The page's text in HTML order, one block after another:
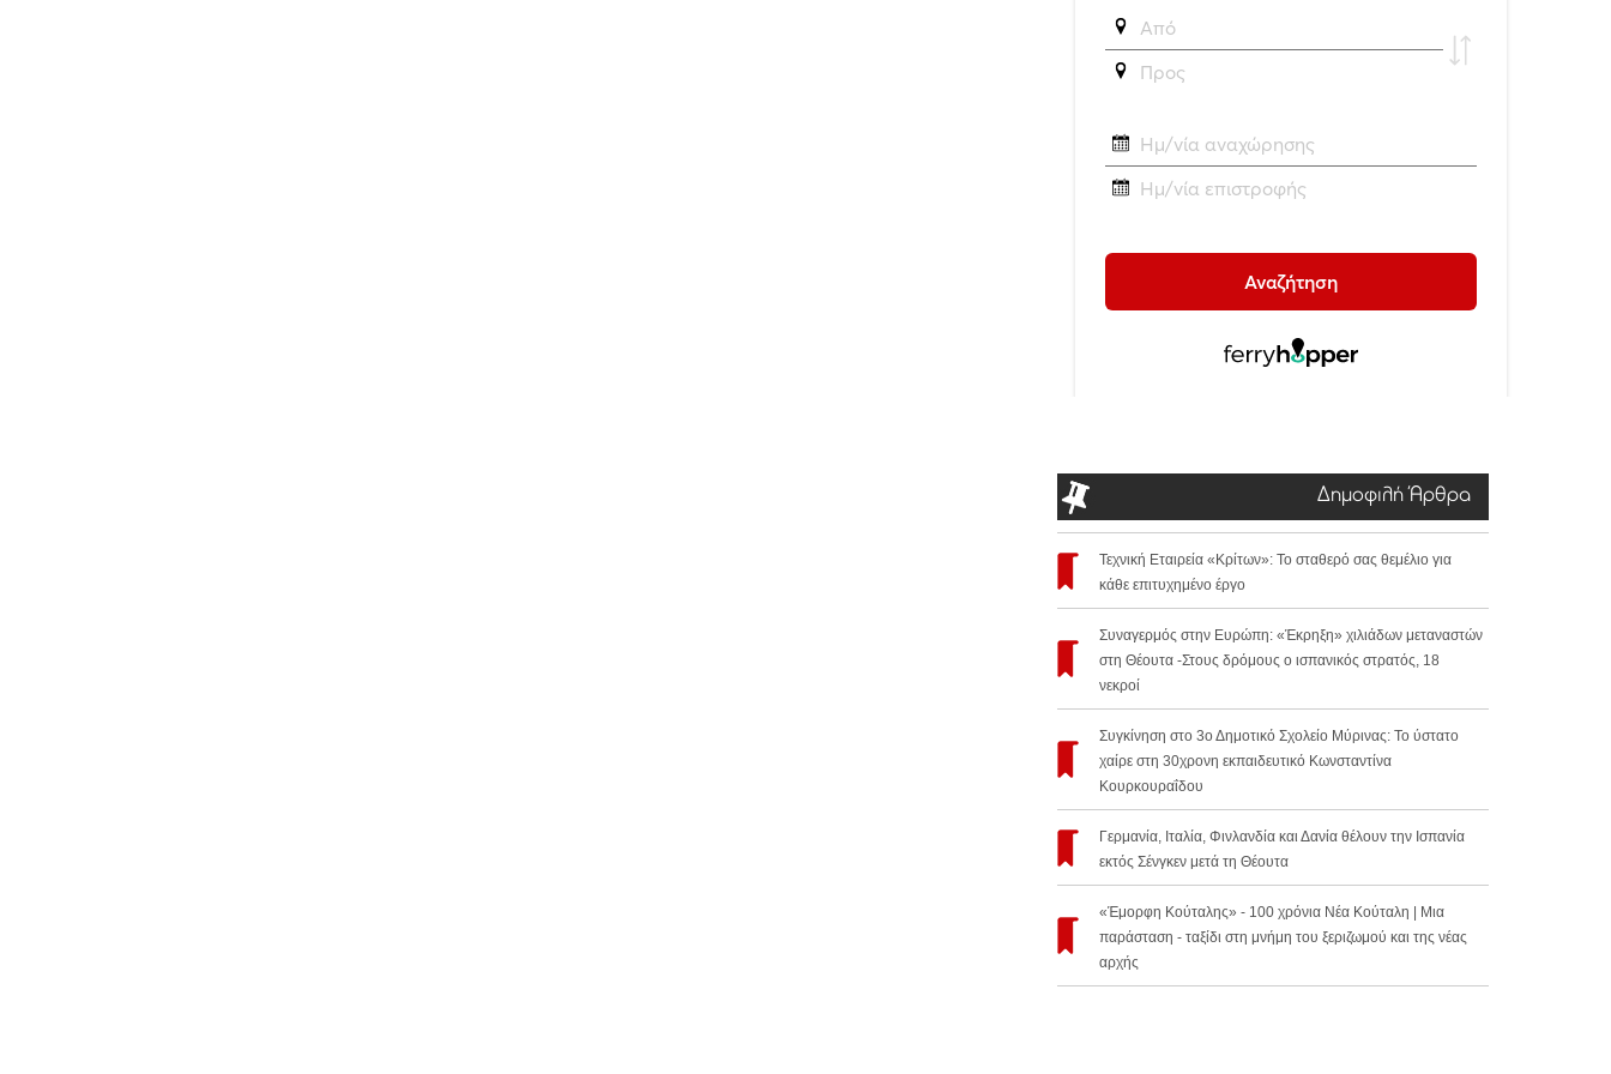
Δημοφιλή Άρθρα
Τεχνική Εταιρεία «Κρίτων»: Το σταθερό σας θεμέλιο για
κάθε επιτυχημένο έργο
Συναγερμός στην Ευρώπη: «Έκρηξη» χιλιάδων μεταναστών
στη Θέουτα -Στους δρόμους ο ισπανικός στρατός, 18
νεκροί
Συγκίνηση στο 3ο Δημοτικό Σχολείο Μύρινας: Το ύστατο
χαίρε στη 30χρονη εκπαιδευτικό Κωνσταντίνα
Κουρκουραΐδου
Γερμανία, Ιταλία, Φινλανδία και Δανία θέλουν την Ισπανία
εκτός Σένγκεν μετά τη Θέουτα
«Έμορφη Κούταλης» - 100 χρόνια Νέα Κούταλη | Μια
παράσταση - ταξίδι στη μνήμη του ξεριζωμού και της νέας
αρχής